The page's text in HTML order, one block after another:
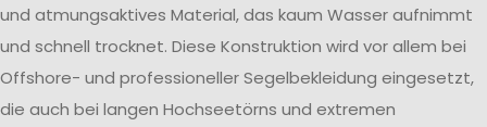
und atmungsaktives Material, das kaum Wasser aufnimmt
und schnell trocknet. Diese Konstruktion wird vor allem bei
Offshore- und professioneller Segelbekleidung eingesetzt,
die auch bei langen Hochseetörns und extremen